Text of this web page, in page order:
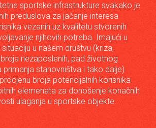
sportske infrastrukture svakako je
preduslova za jačanje interesa
vezanih uz kvalitetu stvorenih
njihovih potreba. Imajući u
u našem društvu (kriza,
nezaposlenih, pad životnog
primanja stanovništva i tako dalje)
broja potencijalnih korisnika
elemenata za donošenje konačnih
ulaganja u sportske objekte.